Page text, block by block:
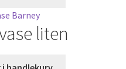
liten